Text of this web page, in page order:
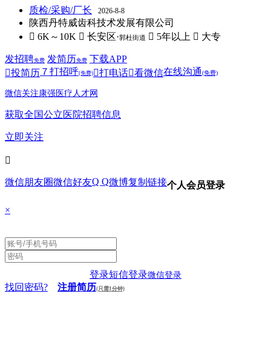
质检/采购/厂长 2026-8-8
陕西丹特威齿科技术发展有限公司
 6K～10K  长安区·郭杜街道  5年以上  大专
发招聘免费 发简历免费 下载APP
投简历 ７ 打招呼(免费) 打电话看微信在线沟通(免费)
微信关注康强医疗人才网
获取全国公立医院招聘信息
立即关注

微信朋友圈微信好友Q Q微博复制链接个人会员登录
×
登录短信登录微信登录
找回密码? 注册简历(只需1分钟)